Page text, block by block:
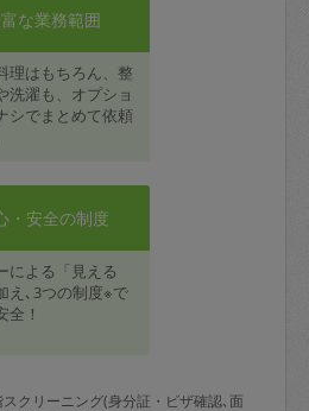
な業務範囲
理はもちろん、整
洗濯も、オプショ
シでまとめて依頼
・安全の制度
による「見える
え､3つの制度※で
全！
クリーニング(身分証・ビザ確認､面